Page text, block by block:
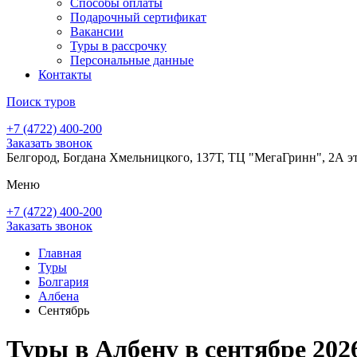
Подарочный сертификат
Вакансии
Туры в рассрочку
Персональные данные
Контакты
Поиск туров
+7 (4722) 400-200
Заказать звонок
Белгород, Богдана Хмельницкого, 137Т, ТЦ "МегаГринн", 2А
Меню
+7 (4722) 400-200
Заказать звонок
Главная
Туры
Болгария
Албена
Сентябрь
Туры в Албену в сентябре